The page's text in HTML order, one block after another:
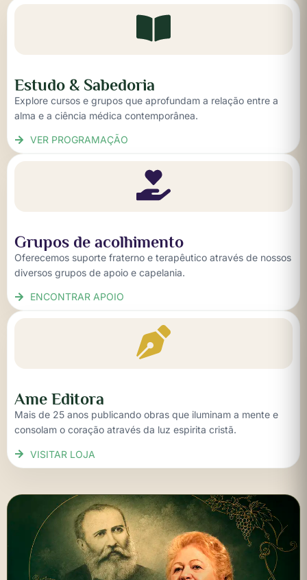
Estudo & Sabedoria
Explore cursos e grupos que aprofundam a relação entre a
alma e a ciência médica contemporânea.
VER PROGRAMAÇÃO
Grupos de acolhimento
Oferecemos suporte fraterno e terapêutico através de nossos
diversos grupos de apoio e capelania.
ENCONTRAR APOIO
Ame Editora
Mais de 25 anos publicando obras que iluminam a mente e
consolam o coração através da luz espirita cristã.
VISITAR LOJA